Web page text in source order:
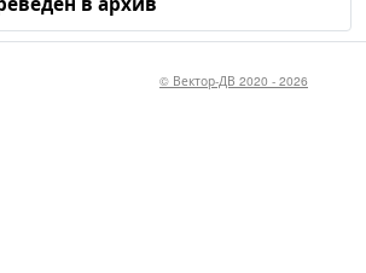
© Вектор-ДВ 2020 - 2026